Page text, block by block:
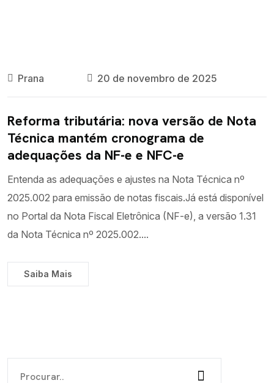
Prana 20 de novembro de 2025
Reforma tributária: nova versão de Nota
Técnica mantém cronograma de
adequações da NF-e e NFC-e
Entenda as adequações e ajustes na Nota Técnica nº
2025.002 para emissão de notas fiscais.Já está disponível
no Portal da Nota Fiscal Eletrônica (NF-e), a versão 1.31
da Nota Técnica nº 2025.002....
Saiba Mais